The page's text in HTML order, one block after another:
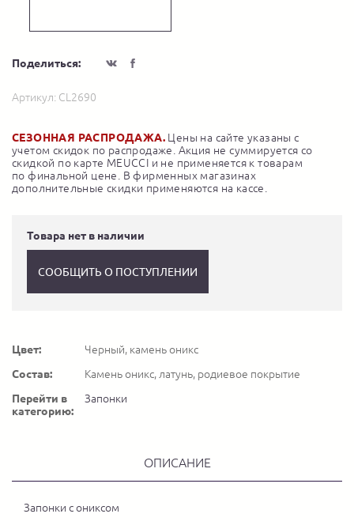
Поделиться:
Артикул: CL2690
СЕЗОННАЯ РАСПРОДАЖА. Цены на сайте указаны с
учетом скидок по распродаже. Акция не суммируется со
скидкой по карте MEUCCI и не применяется к товарам
по финальной цене. В фирменных магазинах
дополнительные скидки применяются на кассе.
Товара нет в наличии
СООБЩИТЬ О ПОСТУПЛЕНИИ
Цвет:
Черный, камень оникс
Состав:
Камень оникс, латунь, родиевое покрытие
Перейти в
категорию:
Запонки
ОПИСАНИЕ
Запонки с ониксом